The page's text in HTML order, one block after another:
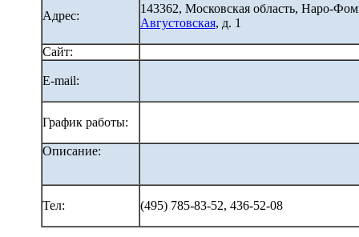
Адрес:
143362, Московская область, Наро-
Августовская, д. 1
Сайт:
E-mail:
График работы:
Описание:
Тел: (495) 785-83-52, 436-52-08